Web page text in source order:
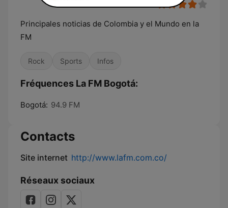
Principales noticias de Colombia y el Mundo en la
FM
Rock Sports Infos
Fréquences La FM Bogotá:
Bogotá: 94.9 FM
Contacts
Site internet http://www.lafm.com.co/
Réseaux sociaux